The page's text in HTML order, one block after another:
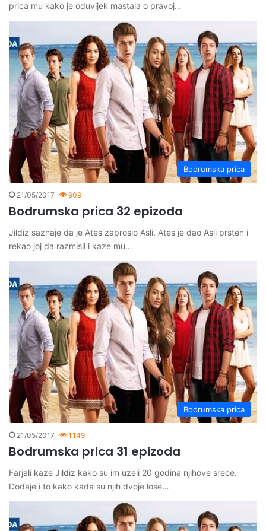
prica mu kako je oduvijek mastala o pravoj…
Bodrumska prica
21/05/2017 909
Bodrumska prica 32 epizoda
Jildiz saznaje da je Ates zaprosio Asli. Ates je dao Asli prsten i
rekao joj da razmisli i kaze mu…
Bodrumska prica
21/05/2017 1,149
Bodrumska prica 31 epizoda
Farjali kaze Jildiz kako su im uzeli 20 godina njihove srece.
Dodaje i to kako kada su njih dvoje lose…